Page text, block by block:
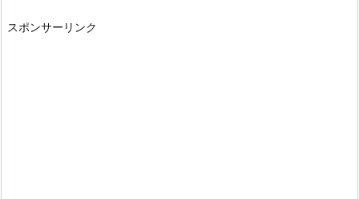
スポンサーリンク